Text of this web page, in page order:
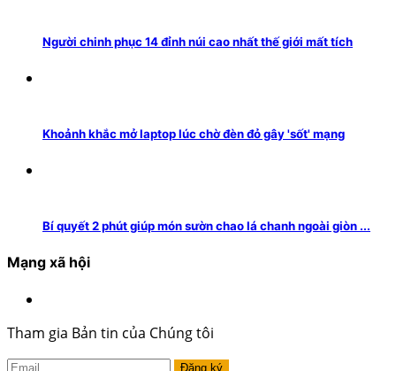
Người chinh phục 14 đỉnh núi cao nhất thế giới mất tích
Khoảnh khắc mở laptop lúc chờ đèn đỏ gây 'sốt' mạng
Bí quyết 2 phút giúp món sườn chao lá chanh ngoài giòn ...
Mạng xã hội
Tham gia Bản tin của Chúng tôi
Đăng ký